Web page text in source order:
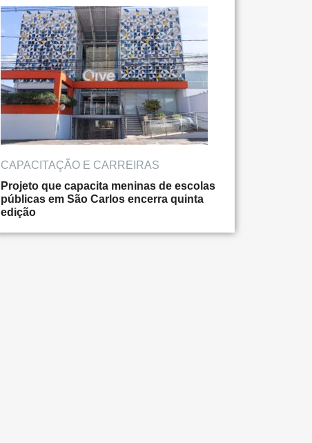
CAPACITAÇÃO E CARREIRAS
Projeto que capacita meninas de escolas
públicas em São Carlos encerra quinta
edição